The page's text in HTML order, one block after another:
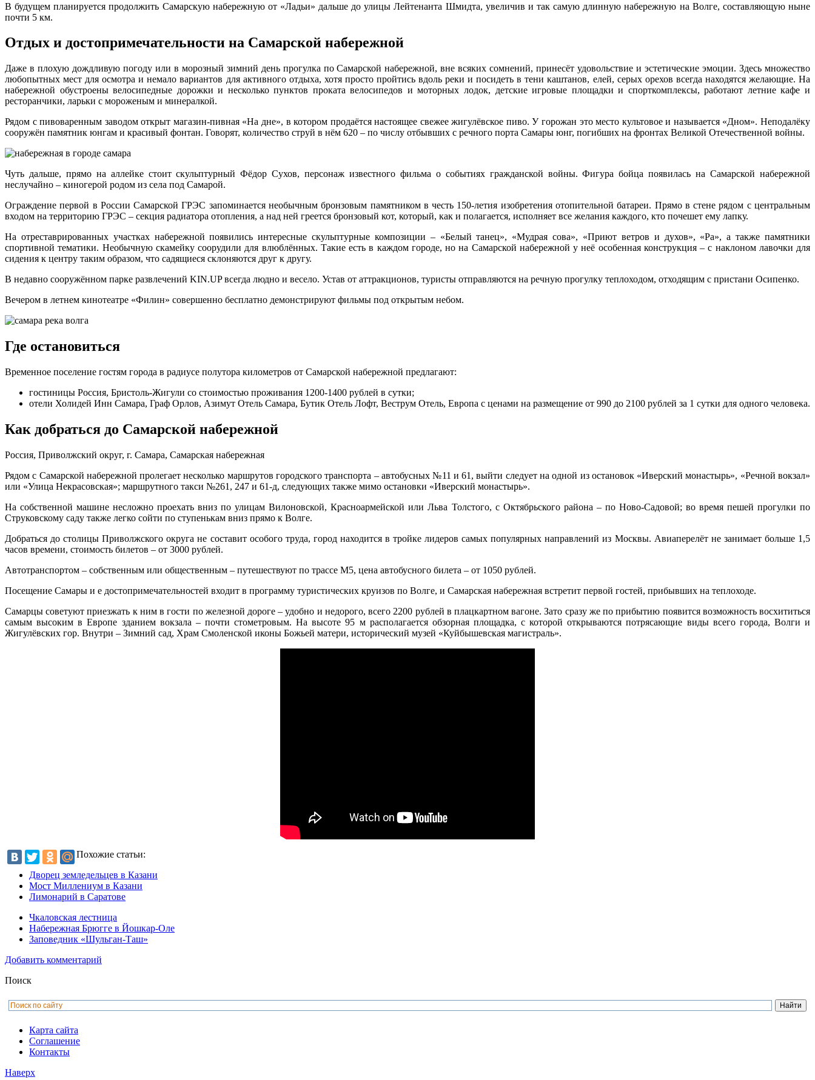
В будущем планируется продолжить Самарскую набережную от «Ладьи» дальше до улицы Лейтенанта Шмидта, увеличив и так самую длинную набережную на Волге, составляющую ныне
почти 5 км.
Отдых и достопримечательности на Самарской набережной
Даже в плохую дождливую погоду или в морозный зимний день прогулка по Самарской набережной, вне всяких сомнений, принесёт удовольствие и эстетические эмоции. Здесь множество
любопытных мест для осмотра и немало вариантов для активного отдыха, хотя просто пройтись вдоль реки и посидеть в тени каштанов, елей, серых орехов всегда находятся желающие. На
набережной обустроены велосипедные дорожки и несколько пунктов проката велосипедов и моторных лодок, детские игровые площадки и спорткомплексы, работают летние кафе и
ресторанчики, ларьки с мороженым и минералкой.
Рядом с пивоваренным заводом открыт магазин-пивная «На дне», в котором продаётся настоящее свежее жигулёвское пиво. У горожан это место культовое и называется «Дном». Неподалёку
сооружён памятник юнгам и красивый фонтан. Говорят, количество струй в нём 620 – по числу отбывших с речного порта Самары юнг, погибших на фронтах Великой Отечественной войны.
Чуть дальше, прямо на аллейке стоит скульптурный Фёдор Сухов, персонаж известного фильма о событиях гражданской войны. Фигура бойца появилась на Самарской набережной
неслучайно – киногерой родом из села под Самарой.
Ограждение первой в России Самарской ГРЭС запоминается необычным бронзовым памятником в честь 150-летия изобретения отопительной батареи. Прямо в стене рядом с центральным
входом на территорию ГРЭС – секция радиатора отопления, а над ней греется бронзовый кот, который, как и полагается, исполняет все желания каждого, кто почешет ему лапку.
На отреставрированных участках набережной появились интересные скульптурные композиции – «Белый танец», «Мудрая сова», «Приют ветров и духов», «Ра», а также памятники
спортивной тематики. Необычную скамейку соорудили для влюблённых. Такие есть в каждом городе, но на Самарской набережной у неё особенная конструкция – с наклоном лавочки для
сидения к центру таким образом, что садящиеся склоняются друг к другу.
В недавно сооружённом парке развлечений KIN.UP всегда людно и весело. Устав от аттракционов, туристы отправляются на речную прогулку теплоходом, отходящим с пристани Осипенко.
Вечером в летнем кинотеатре «Филин» совершенно бесплатно демонстрируют фильмы под открытым небом.
Где остановиться
Временное поселение гостям города в радиусе полутора километров от Самарской набережной предлагают:
гостиницы Россия, Бристоль-Жигули со стоимостью проживания 1200-1400 рублей в сутки;
отели Холидей Инн Самара, Граф Орлов, Азимут Отель Самара, Бутик Отель Лофт, Веструм Отель, Европа с ценами на размещение от 990 до 2100 рублей за 1 сутки для одного человека.
Как добраться до Самарской набережной
Россия, Приволжский округ, г. Самара, Самарская набережная
Рядом с Самарской набережной пролегает несколько маршрутов городского транспорта – автобусных №11 и 61, выйти следует на одной из остановок «Иверский монастырь», «Речной вокзал»
или «Улица Некрасовская»; маршрутного такси №261, 247 и 61-д, следующих также мимо остановки «Иверский монастырь».
На собственной машине несложно проехать вниз по улицам Вилоновской, Красноармейской или Льва Толстого, с Октябрьского района – по Ново-Садовой; во время пешей прогулки по
Струковскому саду также легко сойти по ступенькам вниз прямо к Волге.
Добраться до столицы Приволжского округа не составит особого труда, город находится в тройке лидеров самых популярных направлений из Москвы. Авиаперелёт не занимает больше 1,5
часов времени, стоимость билетов – от 3000 рублей.
Автотранспортом – собственным или общественным – путешествуют по трассе М5, цена автобусного билета – от 1050 рублей.
Посещение Самары и е достопримечательностей входит в программу туристических круизов по Волге, и Самарская набережная встретит первой гостей, прибывших на теплоходе.
Самарцы советуют приезжать к ним в гости по железной дороге – удобно и недорого, всего 2200 рублей в плацкартном вагоне. Зато сразу же по прибытию появится возможность восхититься
самым высоким в Европе зданием вокзала – почти стометровым. На высоте 95 м располагается обзорная площадка, с которой открываются потрясающие виды всего города, Волги и
Жигулёвских гор. Внутри – Зимний сад, Храм Смоленской иконы Божьей матери, исторический музей «Куйбышевская магистраль».
Похожие статьи:
Дворец земледельцев в Казани
Мост Миллениум в Казани
Лимонарий в Саратове
Чкаловская лестница
Набережная Брюгге в Йошкар-Оле
Заповедник «Шульган-Таш»
Добавить комментарий
Поиск
Карта сайта
Соглашение
Контакты
Наверх